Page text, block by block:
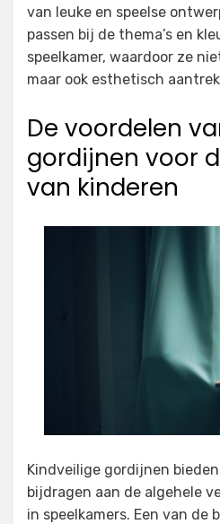
van leuke en speelse
passen bij de thema’s en
speelkamer, waardoor ze
maar ook esthetisch
De voordelen
gordijnen voor
van kinderen
Kindveilige gordijnen
bijdragen aan de algehele
in speelkamers. Een van de